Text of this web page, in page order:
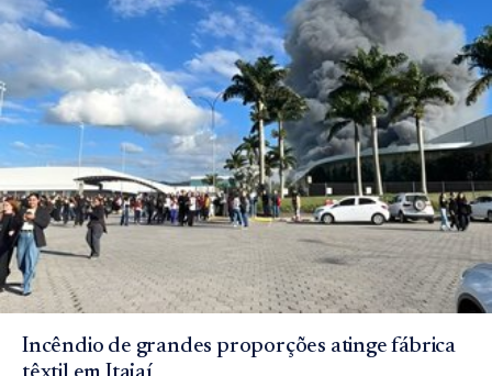
Incêndio de grandes proporções atinge fábrica